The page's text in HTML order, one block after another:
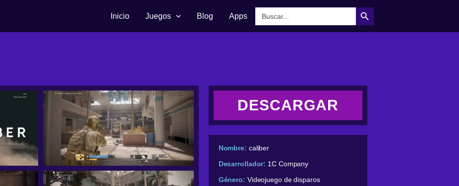
Inicio Juegos Blog Apps
Botón de búsqueda
DESCARGAR
Nombre: caliber
Desarrollador: 1C Company
Género: Videojuego de disparos